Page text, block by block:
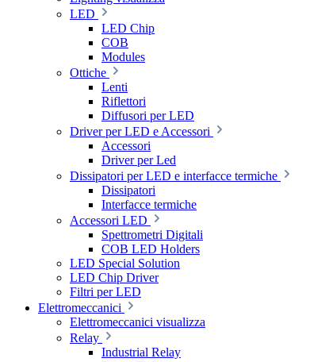
LED
LED Chip
COB
Modules
Ottiche
Lenti
Riflettori
Diffusori per LED
Driver per LED e Accessori
Accessori
Driver per Led
Dissipatori per LED e interfacce termiche
Dissipatori
Interfacce termiche
Accessori LED
Spettrometri Digitali
COB LED Holders
LED Special Solution
LED Chip Driver
Filtri per LED
Elettromeccanici
Elettromeccanici visualizza
Relay
Industrial Relay